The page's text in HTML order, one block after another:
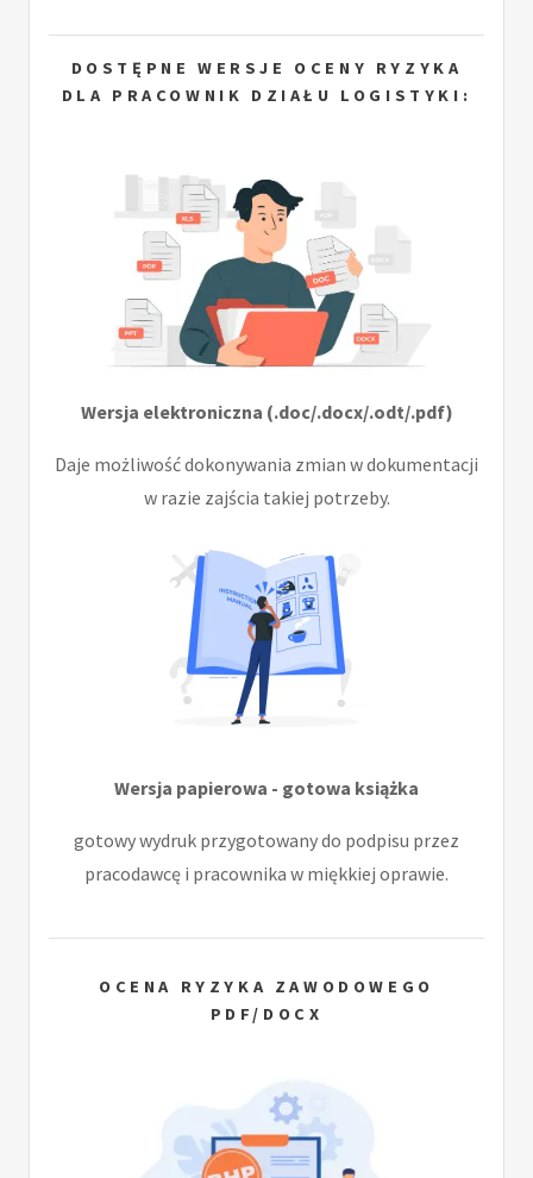
DOSTĘPNE WERSJE OCENY RYZYKA
DLA PRACOWNIK DZIAŁU LOGISTYKI:
Wersja elektroniczna (.doc/.docx/.odt/.pdf)
Daje możliwość dokonywania zmian w dokumentacji
w razie zajścia takiej potrzeby.
Wersja papierowa - gotowa książka
gotowy wydruk przygotowany do podpisu przez
pracodawcę i pracownika w miękkiej oprawie.
OCENA RYZYKA ZAWODOWEGO
PDF/DOCX